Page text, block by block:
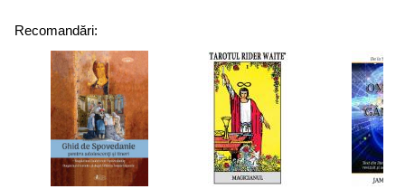
Recomandări: